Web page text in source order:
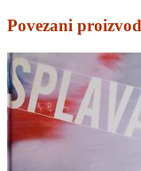
Povezani